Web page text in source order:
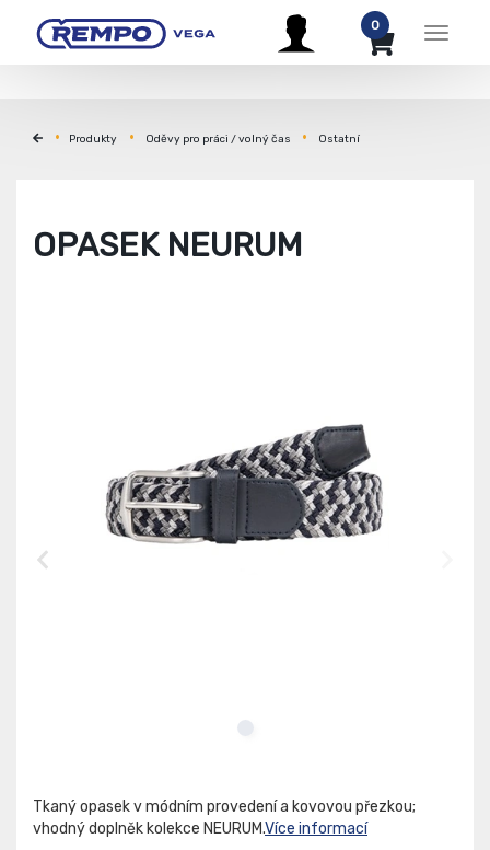
Menu
0
Produkty Oděvy pro práci / volný čas Ostatní
OPASEK NEURUM
Tkaný opasek v módním provedení a kovovou přezkou;
vhodný doplněk kolekce NEURUM.Více informací